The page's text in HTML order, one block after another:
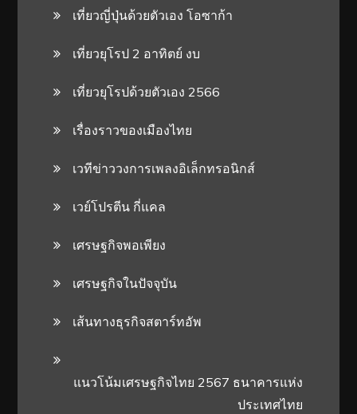
เที่ยวญี่ปุ่นด้วยตัวเอง โอซาก้า
เที่ยวยุโรป 2 อาทิตย์ งบ
เที่ยวยุโรปด้วยตัวเอง 2566
เรื่องราวของเมืองไทย
เวทีข่าววงการเพลงอิเล็กทรอนิกส์
เวย์โปรตีน กี่แคล
เศรษฐกิจพอเพียง
เศรษฐกิจในปัจจุบัน
เส้นทางธุรกิจสตาร์ทอัพ
แนวโน้มเศรษฐกิจไทย 2567 ธนาคารแห่ง
ประเทศไทย